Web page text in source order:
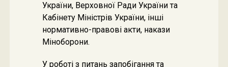
України, Верховної Ради України та
Кабінету Міністрів України, інші
нормативно-правові акти, накази
Міноборони.
У роботі з питань запобігання та